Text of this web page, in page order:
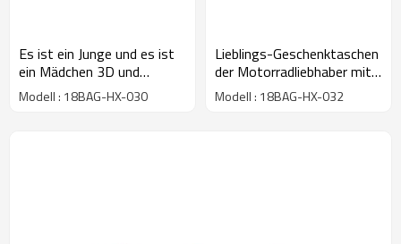
Es ist ein Junge und es ist
ein Mädchen 3D und
glitzernden Papier
Geschenktüten mit 4
Modell : 18BAG-HX-030
Lieblings-Geschenktaschen
der Motorradliebhaber mit
hochwertigem Papier und 4
Designs in Tongle-
Modell : 18BAG-HX-032